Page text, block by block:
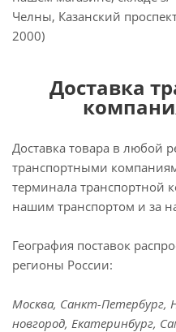
Челны, Казанский
2000)
Доставка
Доставка товара в любой
транспортными
терминала транспортной
нашим транспортом и за
География поставок
регионы России:
Москва, Санкт-Петербург,
новгород, Екатеринбург,